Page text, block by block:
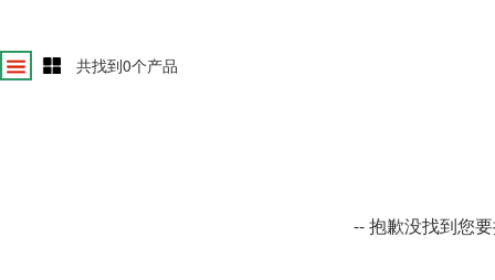
共找到0个产品
-- 抱歉没找到您